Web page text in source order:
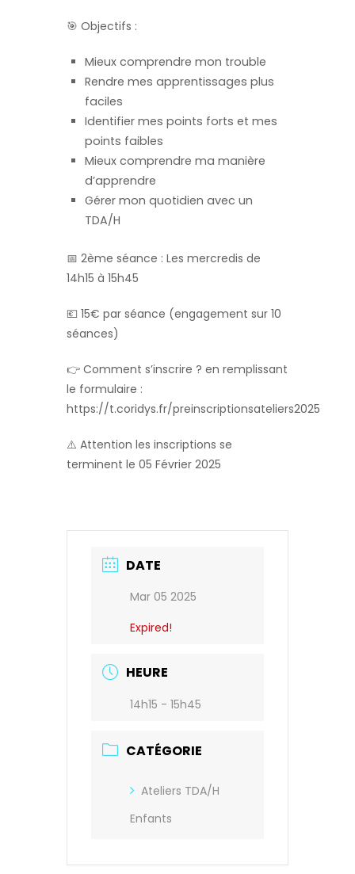
🎯 Objectifs :
Mieux comprendremon trouble
Rendre mes apprentissages plus
faciles
Identifier mes points forts et mes
points faibles
Mieux comprendre ma manière
d’apprendre
Gérer mon quotidien avec un
TDA/H
📅 2ème séance : Les mercredis de
14h15 à 15h45
💶 15€ par séance (engagement sur 10
séances)
👉 Comment s’inscrire ? en remplissant
le formulaire :
https://t.coridys.fr/preinscriptionsateliers2025
⚠️ Attention les inscriptions se
terminent le 05 Février 2025
DATE
Mar 05 2025
Expired!
HEURE
14h15 - 15h45
CATÉGORIE
Ateliers TDA/H
Enfants